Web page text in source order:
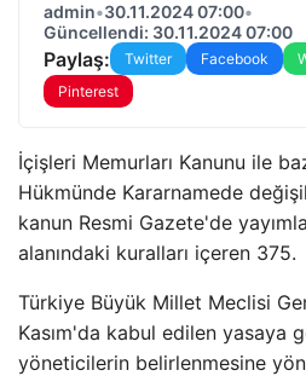
admin•30.11.2024 07:00•
Güncellendi: 30.11.2024 07:00
Paylaş: Twitter Facebook
Pinterest
İçişleri Memurları Kanunu ile
Hükmünde Kararnamede
kanun Resmi Gazete'de
alanındaki kuralları içeren 375.
Türkiye Büyük Millet Meclisi
Kasım'da kabul edilen yasaya
yöneticilerin belirlenmesine